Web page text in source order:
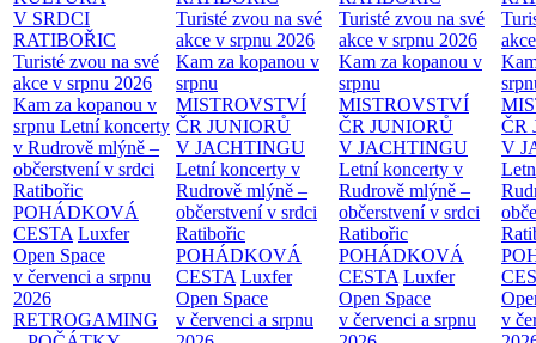
V SRDCI
RATIBOŘIC
Turisté zvou na své
akce v srpnu 2026
Kam za kopanou v
srpnu Letní koncerty
v Rudrově mlýně –
občerstvení v srdci
Ratibořic
POHÁDKOVÁ
CESTA Luxfer
Open Space
v červenci a srpnu
2026
RETROGAMING
Turisté zvou na své
akce v srpnu 2026
Kam za kopanou v
srpnu
MISTROVSTVÍ
ČR JUNIORŮ
V JACHTINGU
Letní koncerty v
Rudrově mlýně –
občerstvení v srdci
Ratibořic
POHÁDKOVÁ
CESTA Luxfer
Open Space
v červenci a srpnu
Turisté zvou na své
akce v srpnu 2026
Kam za kopanou v
srpnu
MISTROVSTVÍ
ČR JUNIORŮ
V JACHTINGU
Letní koncerty v
Rudrově mlýně –
občerstvení v srdci
Ratibořic
POHÁDKOVÁ
CESTA Luxfer
Open Space
v červenci a srpnu
ČR
V
v